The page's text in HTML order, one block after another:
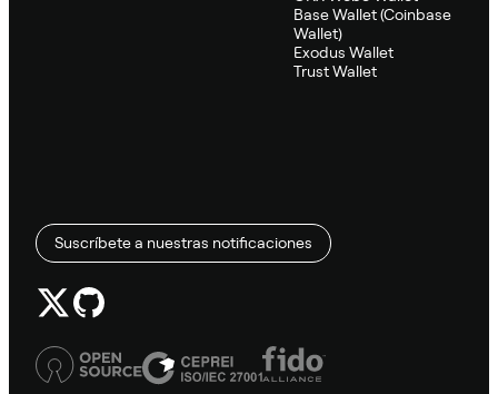
Base Wallet (Coinbase
Wallet)
Exodus Wallet
Trust Wallet
Suscríbete a nuestras notificaciones